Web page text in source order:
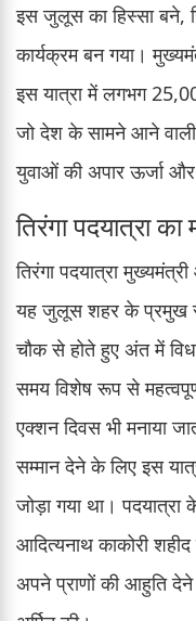
इस जुलूस का हिस्सा बने,
कार्यक्रम बन गया।
इस यात्रा में लगभग
जो देश के सामने आने वाली
युवाओं की अपार ऊर्जा और
तिरंगा पदयात्रा का
तिरंगा पदयात्रा
यह जुलूस शहर के प्रमुख
चौक से होते हुए अंत में
समय विशेष रूप से
एक्शन दिवस भी मनाया
सम्मान देने के लिए इस
जोड़ा गया था। पदयात्रा
आदित्यनाथ काकोरी
अपने प्राणों की आहुति देने